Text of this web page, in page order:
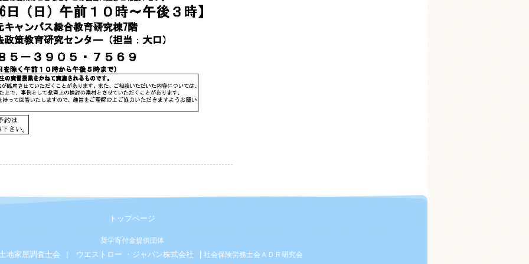
トップページ
奨学寄付金提供団体
地家屋調査士会 ウエストロー ・ジャパン株式会社 社会保険労務士会ＡＤＲ研究会